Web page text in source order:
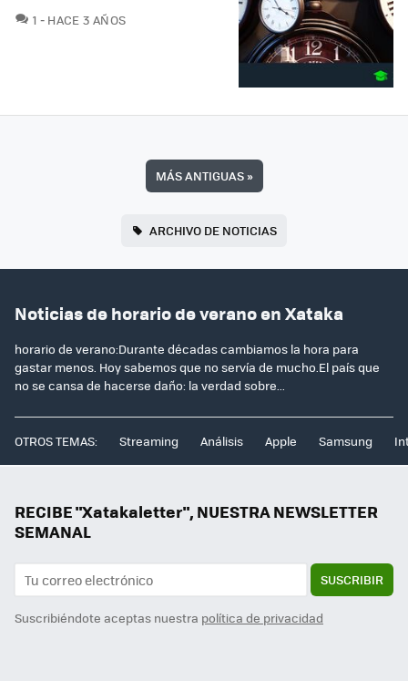
1 COMENTARIOS
HACE 3 AÑOS
MÁS ANTIGUAS»
ARCHIVO DE NOTICIAS
Noticias de horario de verano en Xataka
horario de verano:Durante décadas cambiamos la hora para
gastar menos. Hoy sabemos que no servía de mucho.El país que
no se cansa de hacerse daño: la verdad sobre...
OTROS TEMAS: Streaming Análisis Apple Samsung
RECIBE "Xatakaletter", NUESTRA NEWSLETTER
SEMANAL
SUSCRIBIR
Suscribiéndote aceptas nuestra política de privacidad